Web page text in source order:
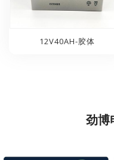
12V40AH-胶体
劲博